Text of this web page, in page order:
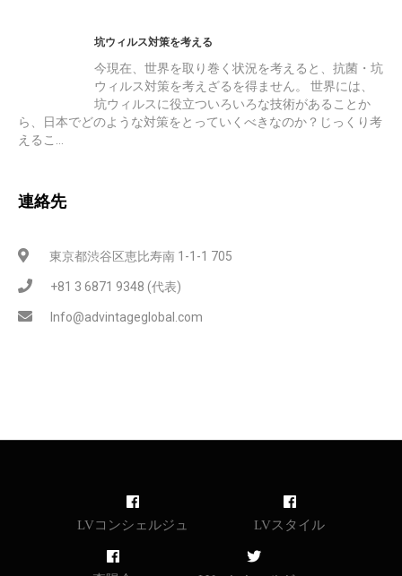
坑ウィルス対策を考える
今現在、世界を取り巻く状況を考えると、抗菌・坑
ウィルス対策を考えざるを得ません。 世界には、
坑ウィルスに役立ついろいろな技術があることか
ら、日本でどのような対策をとっていくべきなのか？じっくり考
えるこ…
連絡先
東京都渋谷区恵比寿南 1-1-1 705
+81 3 6871 9348 (代表)
Info@advintageglobal.com
LVコンシェルジュ LVスタイル